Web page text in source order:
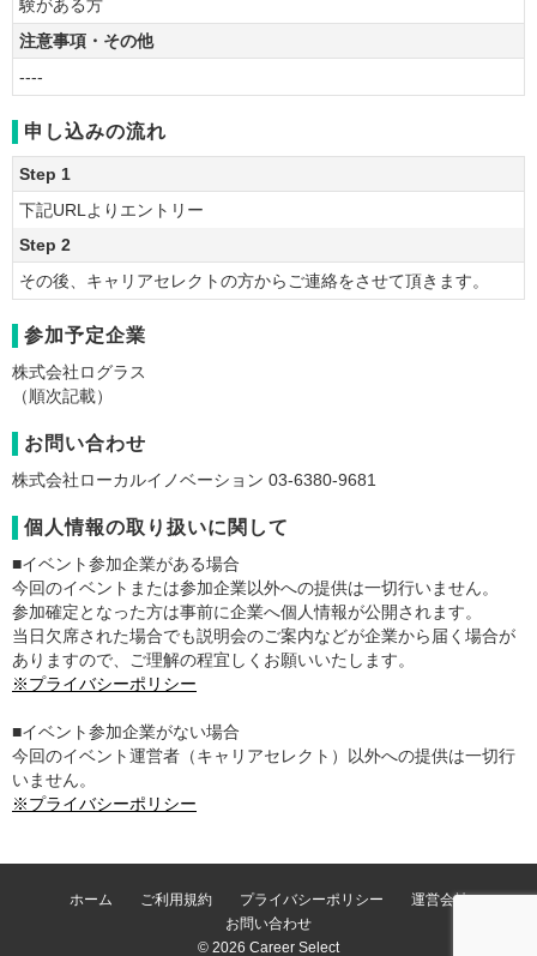
験がある方
注意事項・その他
----
申し込みの流れ
Step 1
下記URLよりエントリー
Step 2
その後、キャリアセレクトの方からご連絡をさせて頂きます。
参加予定企業
株式会社ログラス
（順次記載）
お問い合わせ
株式会社ローカルイノベーション 03-6380-9681
個人情報の取り扱いに関して
■イベント参加企業がある場合
今回のイベントまたは参加企業以外への提供は一切行いません。
参加確定となった方は事前に企業へ個人情報が公開されます。
当日欠席された場合でも説明会のご案内などが企業から届く場合が
ありますので、ご理解の程宜しくお願いいたします。
※プライバシーポリシー
■イベント参加企業がない場合
今回のイベント運営者（キャリアセレクト）以外への提供は一切行
いません。
※プライバシーポリシー
ホーム ご利用規約 プライバシーポリシー
運営会社
お問い合わせ
© 2026 Career Select